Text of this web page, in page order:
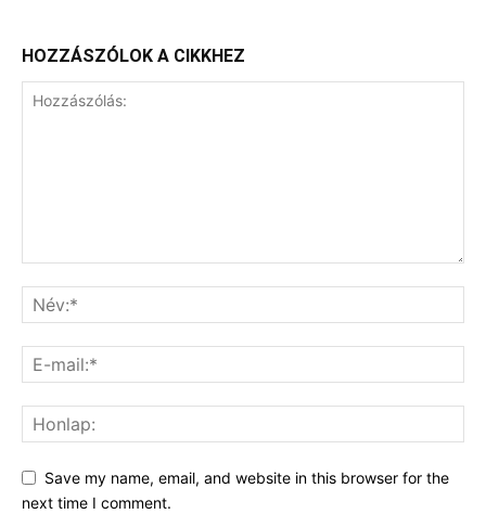
HOZZÁSZÓLOK A CIKKHEZ
Save my name, email, and website in this browser for the
next time I comment.